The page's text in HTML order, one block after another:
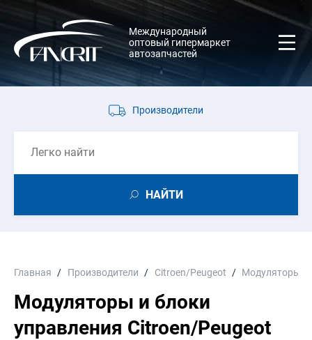
Международный
оптовый гипермаркет
автозапчастей
Производители
НАЙТИ
Главная Производители Citroen/Peugeot Модуляторы и
Модуляторы и блоки
управления Citroen/Peugeot